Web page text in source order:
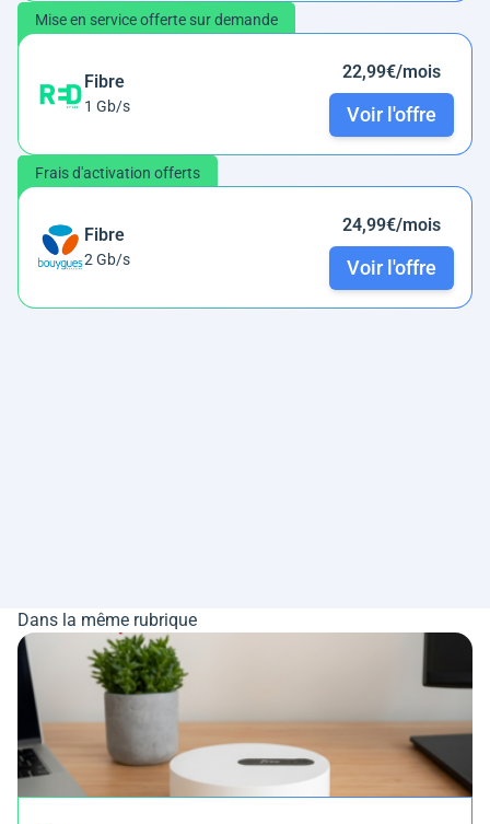
Mise en service offerte sur demande
Fibre
1 Gb/s
22,99€/mois
Voir l'offre
Frais d'activation offerts
Fibre
2 Gb/s
24,99€/mois
Voir l'offre
Dans la même rubrique